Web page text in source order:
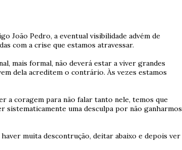
João Pedro, a eventual visibilidade advém de
com a crise que estamos atravessar.
mais formal, não deverá estar a viver grandes
dela acreditem o contrário. Às vezes estamos
a coragem para não falar tanto nele, temos que
sistematicamente uma desculpa por não ganharmos
muita descontrução, deitar abaixo e depois ver